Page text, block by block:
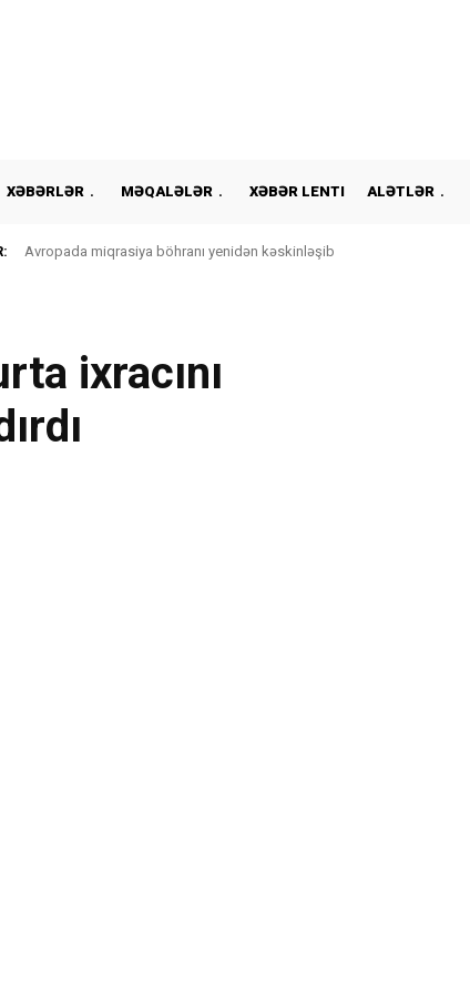
XƏBƏRLƏR MƏQALƏLƏR XƏBƏR LENTI ALƏTLƏR
Avropada miqrasiya böhranı yenidən kəskinləşib
ixracını